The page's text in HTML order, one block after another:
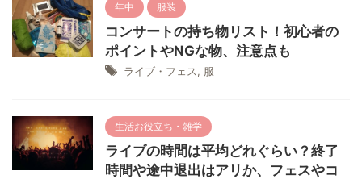
年中 服装
コンサートの持ち物リスト！初心者の
ポイントやNGな物、注意点も
ライブ・フェス, 服
生活お役立ち・雑学
ライブの時間は平均どれぐらい？終了
時間や途中退出はアリか、フェスやコ